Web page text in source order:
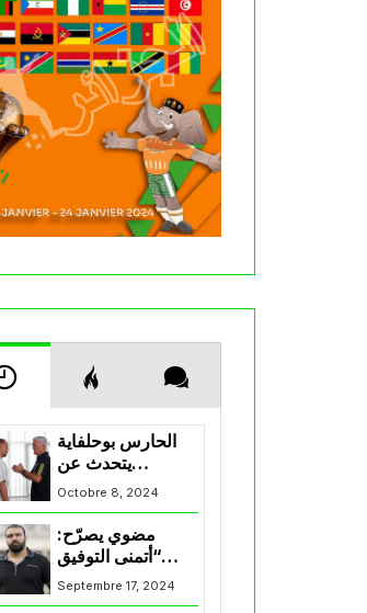
الحارس بوحلفاية
يتحدث عن
طموحاته مع
المنتخب و شباب
قسنطينة
Octobre 8, 2024
مضوي يصرّح:
“أتمنى التوفيق
لممثلي الكرة
الجزائرية في
Septembre 17, 2024